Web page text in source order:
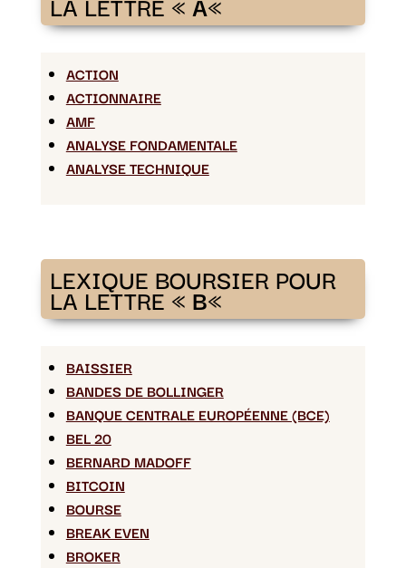
ACTION
ACTIONNAIRE
AMF
ANALYSE FONDAMENTALE
ANALYSE TECHNIQUE
LEXIQUE BOURSIER POUR
LA LETTRE «B«
BAISSIER
BANDES DE BOLLINGER
BANQUE CENTRALE EUROPÉENNE (BCE)
BEL 20
BERNARD MADOFF
BITCOIN
BOURSE
BREAK EVEN
BROKER